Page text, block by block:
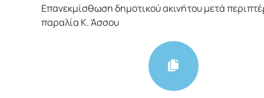
Επανεκμίσθωση δημοτικού ακινήτου μετά
παραλία Κ. Άσσου